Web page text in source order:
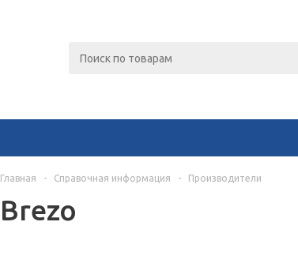
Главная - Справочная информация - Производители
Brezo